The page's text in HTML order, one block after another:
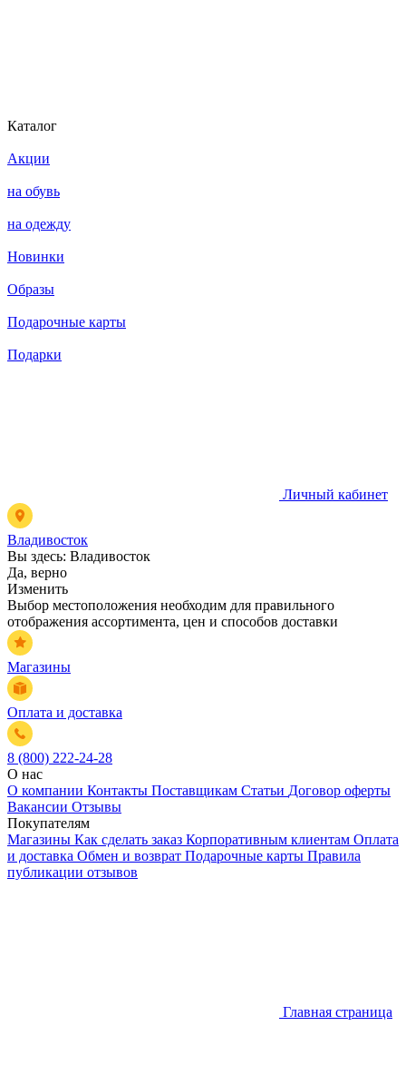
Каталог
Акции
на обувь
на одежду
Новинки
Образы
Подарочные карты
Подарки
Личный кабинет
Владивосток
Вы здесь: Владивосток
Да, верно
Изменить
Выбор местоположения необходим для правильного
отображения ассортимента, цен и способов доставки
Магазины
Оплата и доставка
8 (800) 222-24-28
О нас
О компании Контакты Поставщикам Статьи Договор оферты
Вакансии Отзывы
Покупателям
Магазины Как сделать заказ Корпоративным клиентам Оплата
и доставка Обмен и возврат Подарочные карты Правила
публикации отзывов
Главная страница